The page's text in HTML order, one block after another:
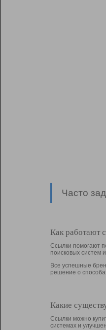
Часто
Как работают
Ссылки помогают
поисковых систем
Все успешные
решение о
Какие
Ссылки можно
системах и